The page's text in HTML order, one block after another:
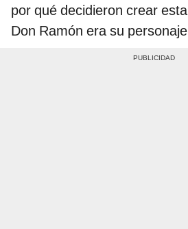
por qué decidieron crear
Don Ramón era su